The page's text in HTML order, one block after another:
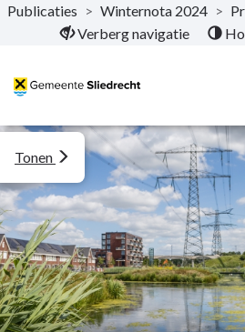
Naar hoofdinhoud
Publicaties > Winternota 2024 >
Verberg navigatie
Tonen